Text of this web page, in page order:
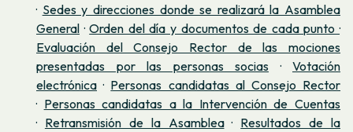
· Sedes y direcciones donde se realizará la Asamblea
General ·Orden del día y documentos de cada punto·
Evaluación del Consejo Rector de las mociones
presentadas por las personas socias · Votación
electrónica · Personas candidatas al Consejo Rector
· Personas candidatas a la Intervención de Cuentas
· Retransmisión de la Asamblea· Resultados de la